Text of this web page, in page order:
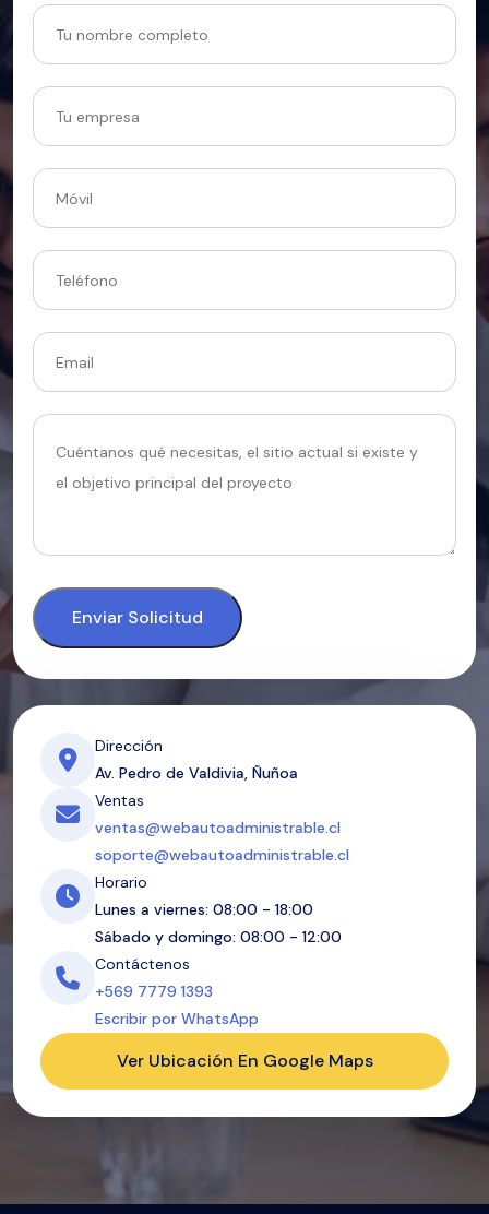
Enviar Solicitud
Dirección
Av. Pedro de Valdivia, Ñuñoa
Ventas
ventas@webautoadministrable.cl
soporte@webautoadministrable.cl
Horario
Lunes a viernes: 08:00 - 18:00
Sábado y domingo: 08:00 - 12:00
Contáctenos
+569 7779 1393
Escribir por WhatsApp
Ver Ubicación En Google Maps